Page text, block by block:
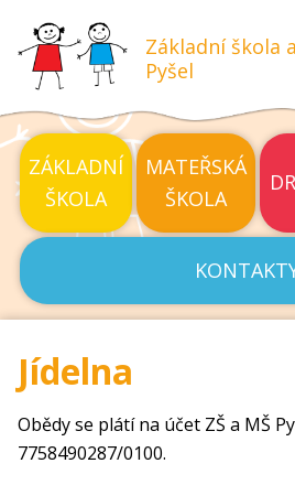
Základní škola
Pyšel
ZÁKLADNÍ
ŠKOLA
MATEŘSKÁ
ŠKOLA
Jídelna
Obědy se plátí na účet ZŠ a MŠ
7758490287/0100.